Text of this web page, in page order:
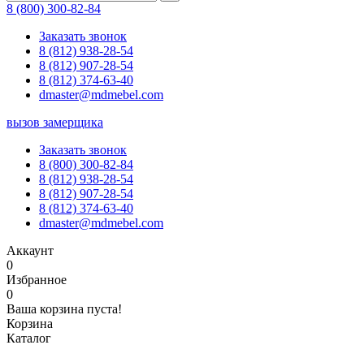
8 (800) 300-82-84
Заказать звонок
8 (812) 938-28-54
8 (812) 907-28-54
8 (812) 374-63-40
dmaster@mdmebel.com
вызов замерщика
Заказать звонок
8 (800) 300-82-84
8 (812) 938-28-54
8 (812) 907-28-54
8 (812) 374-63-40
dmaster@mdmebel.com
Аккаунт
0
Избранное
0
Ваша корзина пуста!
Корзина
Каталог